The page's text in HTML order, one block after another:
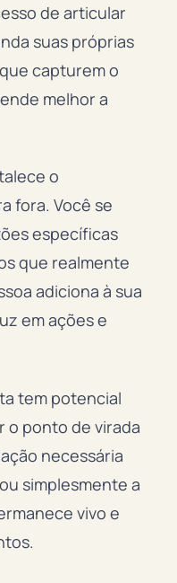
de articular
suas próprias
capturem o
melhor a
o
fora. Você se
específicas
que realmente
adiciona à sua
em ações e
tem potencial
o ponto de virada
necessária
simplesmente a
vivo e